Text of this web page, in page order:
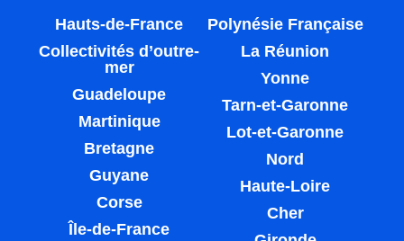
Hauts-de-France
Collectivités d’outre-
mer
Guadeloupe
Martinique
Bretagne
Guyane
Corse
Île-de-France
Polynésie Française
La Réunion
Yonne
Tarn-et-Garonne
Lot-et-Garonne
Nord
Haute-Loire
Cher